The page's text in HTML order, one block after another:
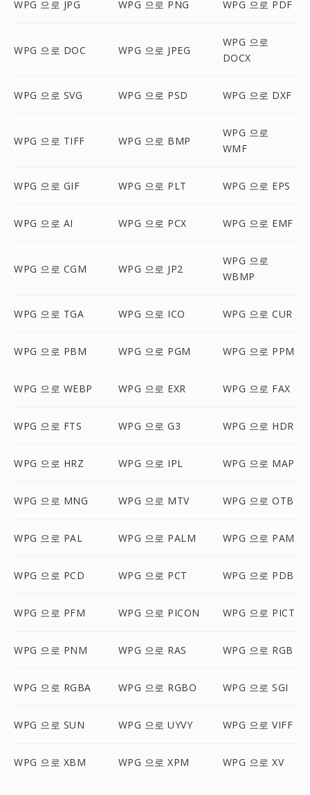
WPG 으로 JPG WPG 으로 PNG WPG 으로 PDF
WPG 으로 DOC WPG 으로 JPEG
WPG 으로
DOCX
WPG 으로 SVG WPG 으로 PSD WPG 으로 DXF
WPG 으로 TIFF WPG 으로 BMP
WPG 으로
WMF
WPG 으로 GIF WPG 으로 PLT WPG 으로 EPS
WPG 으로 AI WPG 으로 PCX WPG 으로 EMF
WPG 으로 CGM WPG 으로 JP2
WPG 으로
WBMP
WPG 으로 TGA WPG 으로 ICO WPG 으로 CUR
WPG 으로 PBM WPG 으로 PGM WPG 으로 PPM
WPG 으로 WEBP WPG 으로 EXR WPG 으로 FAX
WPG 으로 FTS WPG 으로 G3 WPG 으로 HDR
WPG 으로 HRZ WPG 으로 IPL WPG 으로 MAP
WPG 으로 MNG WPG 으로 MTV WPG 으로 OTB
WPG 으로 PAL WPG 으로 PALM WPG 으로 PAM
WPG 으로 PCD WPG 으로 PCT WPG 으로 PDB
WPG 으로 PFM WPG 으로 PICON WPG 으로 PICT
WPG 으로 PNM WPG 으로 RAS WPG 으로 RGB
WPG 으로 RGBA WPG 으로 RGBO WPG 으로 SGI
WPG 으로 SUN WPG 으로 UYVY WPG 으로 VIFF
WPG 으로 XBM WPG 으로 XPM WPG 으로 XV